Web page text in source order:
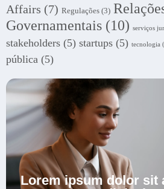
Affairs (7) Regulações (3)
Governamentais (10) serviços
stakeholders (5) startups (5) tecnologia
pública (5)
Lorem ipsum dolor sit